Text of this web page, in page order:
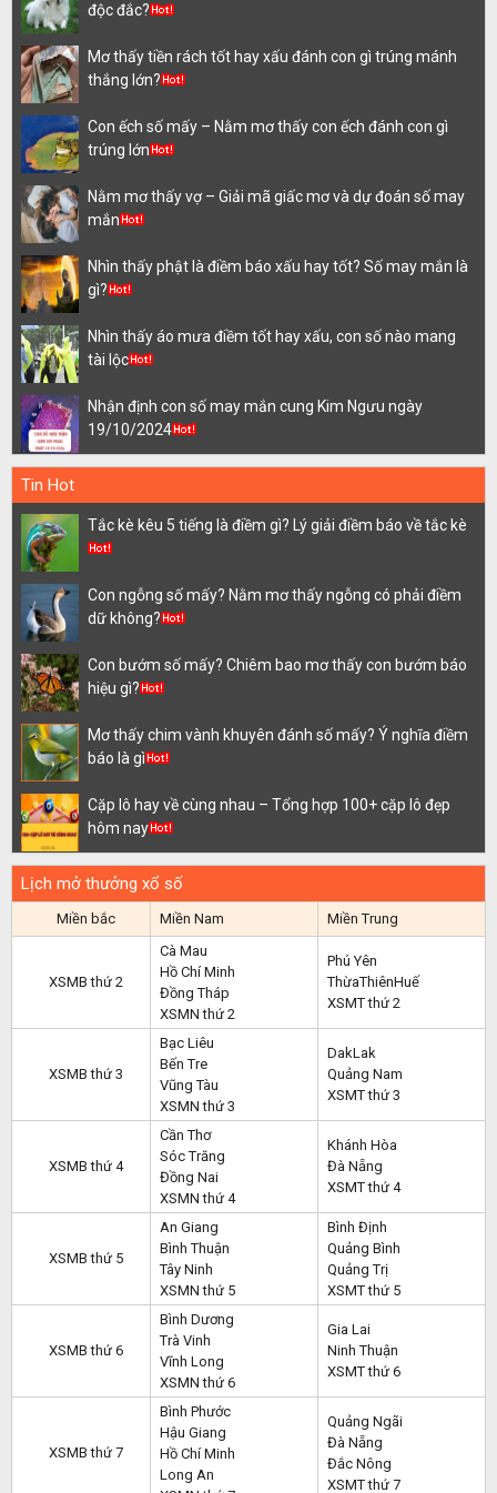
độc đắc?
Mơ thấy tiền rách tốt hay xấu đánh con gì trúng mánh
thắng lớn?
Con ếch số mấy – Nằm mơ thấy con ếch đánh con gì
trúng lớn
Nằm mơ thấy vợ – Giải mã giấc mơ và dự đoán số may
mắn
Nhìn thấy phật là điềm báo xấu hay tốt? Số may mắn là
gì?
Nhìn thấy áo mưa điềm tốt hay xấu, con số nào mang
tài lộc
Nhận định con số may mắn cung Kim Ngưu ngày
19/10/2024
Tin Hot
Tắc kè kêu 5 tiếng là điềm gì? Lý giải điềm báo về tắc kè
Con ngỗng số mấy? Nằm mơ thấy ngỗng có phải điềm
dữ không?
Con bướm số mấy? Chiêm bao mơ thấy con bướm báo
hiệu gì?
Mơ thấy chim vành khuyên đánh số mấy? Ý nghĩa điềm
báo là gì
Cặp lô hay về cùng nhau – Tổng hợp 100+ cặp lô đẹp
hôm nay
Lịch mở thưởng xổ số
Miền bắc Miền Nam Miền Trung
XSMB thứ 2
Cà Mau
Hồ Chí Minh
Đồng Tháp
XSMN thứ 2
Phú Yên
ThừaThiênHuế
XSMT thứ 2
XSMB thứ 3
Bạc Liêu
Bến Tre
Vũng Tàu
XSMN thứ 3
DakLak
Quảng Nam
XSMT thứ 3
XSMB thứ 4
Cần Thơ
Sóc Trăng
Đồng Nai
XSMN thứ 4
Khánh Hòa
Đà Nẵng
XSMT thứ 4
XSMB thứ 5
An Giang
Bình Thuận
Tây Ninh
XSMN thứ 5
Bình Định
Quảng Bình
Quảng Trị
XSMT thứ 5
XSMB thứ 6
Bình Dương
Trà Vinh
Vĩnh Long
XSMN thứ 6
Gia Lai
Ninh Thuận
XSMT thứ 6
XSMB thứ 7
Bình Phước
Hậu Giang
Hồ Chí Minh
Long An
Quảng Ngãi
Đà Nẵng
Đắc Nông
XSMT thứ 7